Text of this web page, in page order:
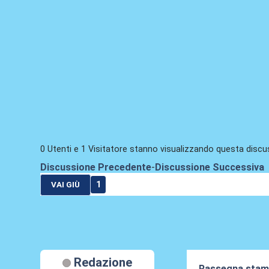
0 Utenti e 1 Visitatore stanno visualizzando questa
Discussione Precedente- Discussione Successiva
VAI GIÙ 1
Redazione